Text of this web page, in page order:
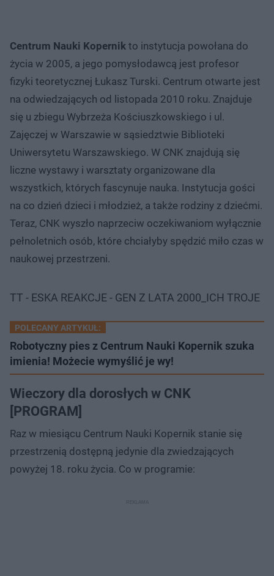
Centrum Nauki Kopernik to instytucja powołana do
życia w 2005, a jego pomysłodawcą jest profesor
fizyki teoretycznej Łukasz Turski. Centrum otwarte jest
na odwiedzających od listopada 2010 roku. Znajduje
się u zbiegu Wybrzeża Kościuszkowskiego i ul.
Zajęczej w Warszawie w sąsiedztwie Biblioteki
Uniwersytetu Warszawskiego. W CNK znajdują się
liczne wystawy i warsztaty organizowane dla
wszystkich, których fascynuje nauka. Instytucja gości
na co dzień dzieci i młodzież, a także rodziny z dziećmi.
Teraz, CNK wyszło naprzeciw oczekiwaniom wyłącznie
pełnoletnich osób, które chciałyby spędzić miło czas w
naukowej przestrzeni.
TT - ESKA REAKCJE - GEN Z LATA 2000_ICH TROJE
POLECANY ARTYKUŁ:
Robotyczny pies z Centrum Nauki Kopernik szuka
imienia! Możecie wymyślić je wy!
Wieczory dla dorosłych w CNK
[PROGRAM]
Raz w miesiącu Centrum Nauki Kopernik stanie się
przestrzenią dostępną jedynie dla zwiedzających
powyżej 18. roku życia. Co w programie: